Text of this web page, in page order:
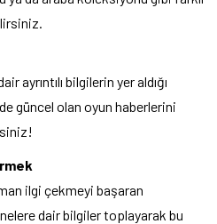
ayrıntılı bilgilerin yer aldığı
güncel olan oyun haberlerini
ilgi çekmeyi başaran
dair bilgiler toplayarak bu